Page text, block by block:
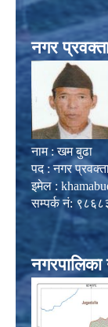
नगर
नाम : खम बुढा
पद : नगर
इमेल :
सम्पर्क नं:
नगरपालिका